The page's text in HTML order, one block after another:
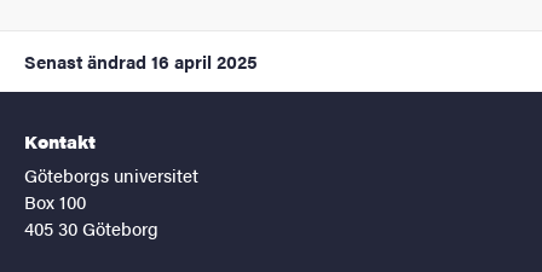
Senast ändrad 16 april 2025
Kontakt
Göteborgs universitet
Box 100
405 30 Göteborg